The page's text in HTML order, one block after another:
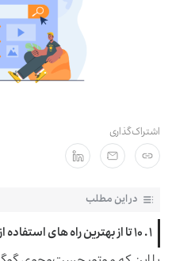
در این مطلب
۱ . ۱۰ تا از بهترین راه ‌های استفاده از موتور جستجوی گوگل
اشتراک‌گذاری